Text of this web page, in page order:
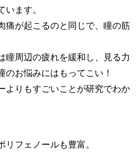
います。
痛が起こるのと同じで、瞳の筋
瞳周辺の疲れを緩和し、見る力
のお悩みにはもってこい！
よりもすごいことが研究でわか
リフェノールも豊富。